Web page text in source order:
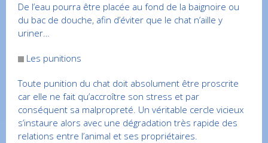
De l’eau pourra être placée au fond de la baignoire ou
du bac de douche, afin d’éviter que le chat n’aille y
uriner…
Les punitions
Toute punition du chat doit absolument être proscrite
car elle ne fait qu’accroître son stress et par
conséquent sa malpropreté. Un véritable cercle vicieux
s’instaure alors avec une dégradation très rapide des
relations entre l’animal et ses propriétaires.